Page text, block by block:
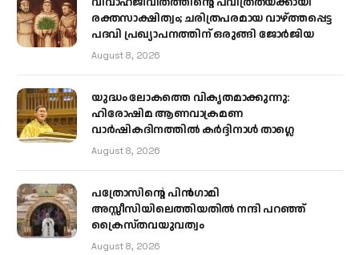
രക്തസാക്ഷിത്വം; ചരിത്രപരമായ വാഴ്ത്തപ്പെട്ട
പദവി പ്രഖ്യാപനത്തിന് ഒരുങ്ങി ജോര്‍ജിയ
August 8, 2026
യുദ്ധം ലോകത്തെ വികൃതമാക്കുന്നു:
ഹിരോഷിമ ആണവാക്രമണ
വാർഷികദിനത്തിൽ കർദ്ദിനാൾ താഗ്ലെ
August 8, 2026
പത്രോസിന്റെ പിൻഗാമി
അസ്സീസിയിലെത്തിയതിൽ നന്ദി പറഞ്ഞ്
ക്രൈസ്തവയുവത്വം
August 8, 2026